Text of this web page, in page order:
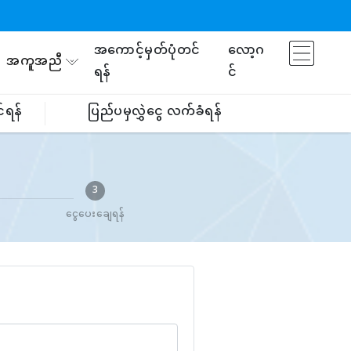
အကူအညီ
အကောင့်မှတ်ပုံတင်
ရန်
လော့ဂ
င်
န် ပြည်ပမှလွှဲငွေ လက်ခံရန်
3
ငွေပေးချေရန်